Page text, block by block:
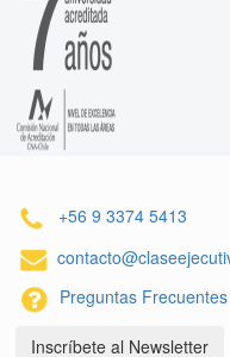
+56 9 3374 5413
Preguntas Frecuentes
Inscríbete al Newsletter